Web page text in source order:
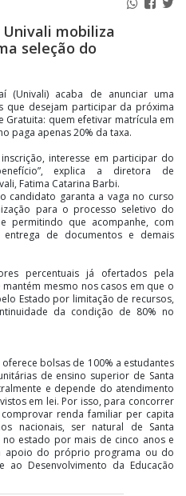
Univali mobiliza
seleção do
(Univali) acaba de anunciar uma
que desejam participar da próxima
quem efetivar matrícula em
paga apenas 20% da taxa.
interesse em participar do
explica a diretora de
Fatima Catarina Barbi.
candidato garanta a vaga no curso
para o processo seletivo do
permitindo que acompanhe, com
de documentos e demais
percentuais já ofertados pela
mesmo nos casos em que o
Estado por limitação de recursos,
da condição de 80% no
bolsas de 100% a estudantes
de ensino superior de Santa
e depende do atendimento
em lei. Por isso, para concorrer
renda familiar per capita
nacionais, ser natural de Santa
estado por mais de cinco anos e
apoio do próprio programa ou do
Desenvolvimento da Educação